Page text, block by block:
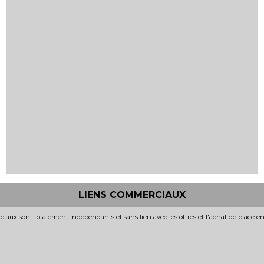
LIENS COMMERCIAUX
sont totalement indépendants et sans lien avec les offres et l'achat de place